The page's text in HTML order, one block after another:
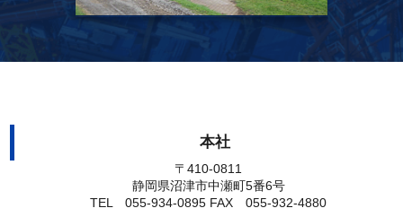
本社
〒410-0811
静岡県沼津市中瀬町5番6号
TEL 055-934-0895 FAX 055-932-4880